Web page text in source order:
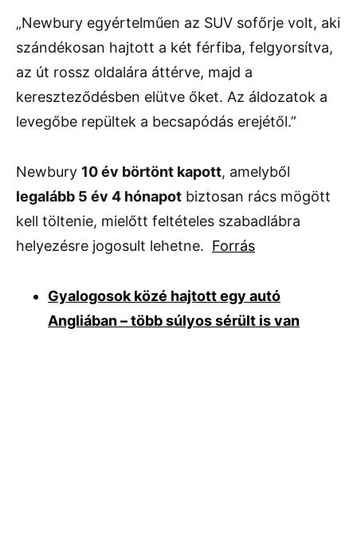
„Newbury egyértelműen az SUV sofőrje volt, aki
szándékosan hajtott a két férfiba, felgyorsítva,
az út rossz oldalára áttérve, majd a
kereszteződésben elütve őket. Az áldozatok a
levegőbe repültek a becsapódás erejétől.”
Newbury 10 év börtönt kapott, amelyből
legalább 5 év 4 hónapot biztosan rács mögött
kell töltenie, mielőtt feltételes szabadlábra
helyezésre jogosult lehetne. Forrás
Gyalogosok közé hajtott egy autó
Angliában – több súlyos sérült is van